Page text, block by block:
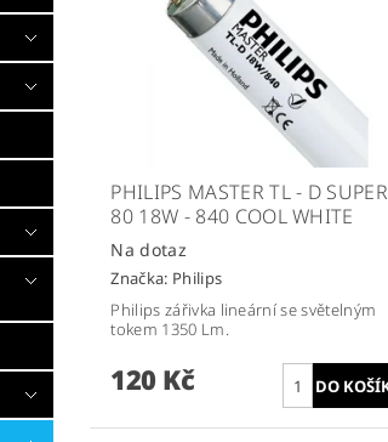
PHILIPS MASTER TL - D SUPER
80 18W - 840 COOL WHITE
Na dotaz
Značka: Philips
Philips zářivka lineární se světelným
tokem 1350 Lm.
120 Kč